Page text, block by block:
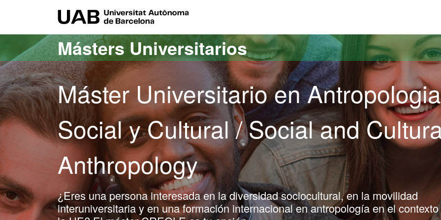
Másters Universitarios
Máster Universitario en Antropologia
Social y Cultural / Social and
Anthropology
¿Eres una persona interesada en la diversidad sociocultural, en la movilidad
interuniversitaria y en una formación internacional en antropología en el